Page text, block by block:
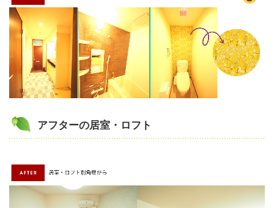
アフターの居室・ロフト